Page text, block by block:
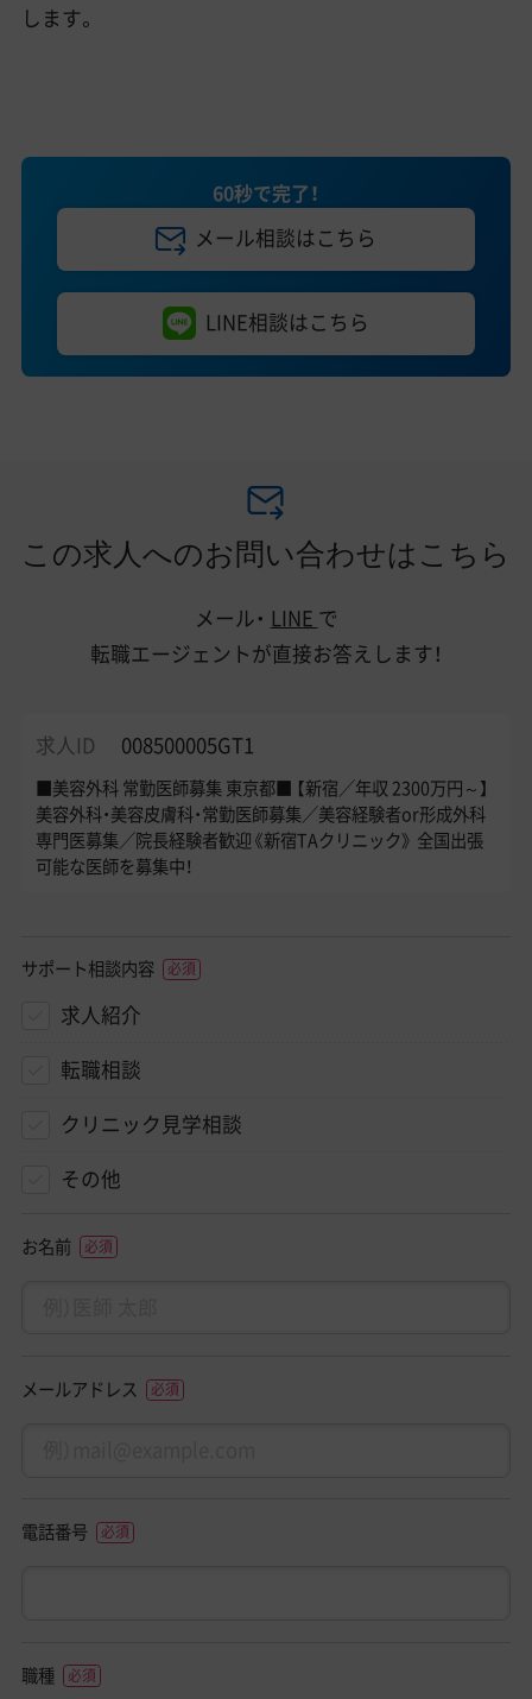
します。
60秒で完了！
メール相談はこちら
LINE相談はこちら
この求人へのお問い合わせはこちら
メール・ LINE で
転職エージェントが直接お答えします！
求人ID 008500005GT1
■美容外科 常勤医師募集 東京都■ 【新宿／年収 2300万円～】
美容外科・美容皮膚科・常勤医師募集／美容経験者or形成外科
専門医募集／院長経験者歓迎《新宿TAクリニック》 全国出張
可能な医師を募集中！
サポート相談内容
求人紹介
転職相談
クリニック見学相談
その他
お名前
メールアドレス
電話番号
職種